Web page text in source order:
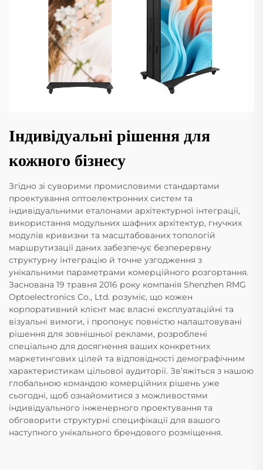
Індивідуальні рішення для
кожного бізнесу
Згідно зі суворими промисловими стандартами
проектування оптоелектронних систем та
індивідуальними еталонами архітектурної інтеграції,
використання модульних шафних архітектур, гнучких
модулів кривизни та масштабованих топологій
маршрутизації даних забезпечує безперервну
структурну інтеграцію й точне узгодження з
унікальними параметрами комерційного розгортання.
Заснована 19 травня 2016 року компанія Shenzhen RMG
Optoelectronics Co., Ltd. розуміє, що кожен
корпоративний клієнт має власні експлуатаційні та
візуальні вимоги, і пропонує повністю налаштовувані
рішення для зовнішньої реклами, розроблені
спеціально для досягнення ваших конкретних
маркетингових цілей та відповідності демографічним
характеристикам цільової аудиторії. Зв’яжіться з нашою
глобальною командою комерційних рішень уже
сьогодні, щоб ознайомитися з можливостями
індивідуального інженерного проектування та
обговорити структурні специфікації для вашого
наступного унікального брендового розміщення.